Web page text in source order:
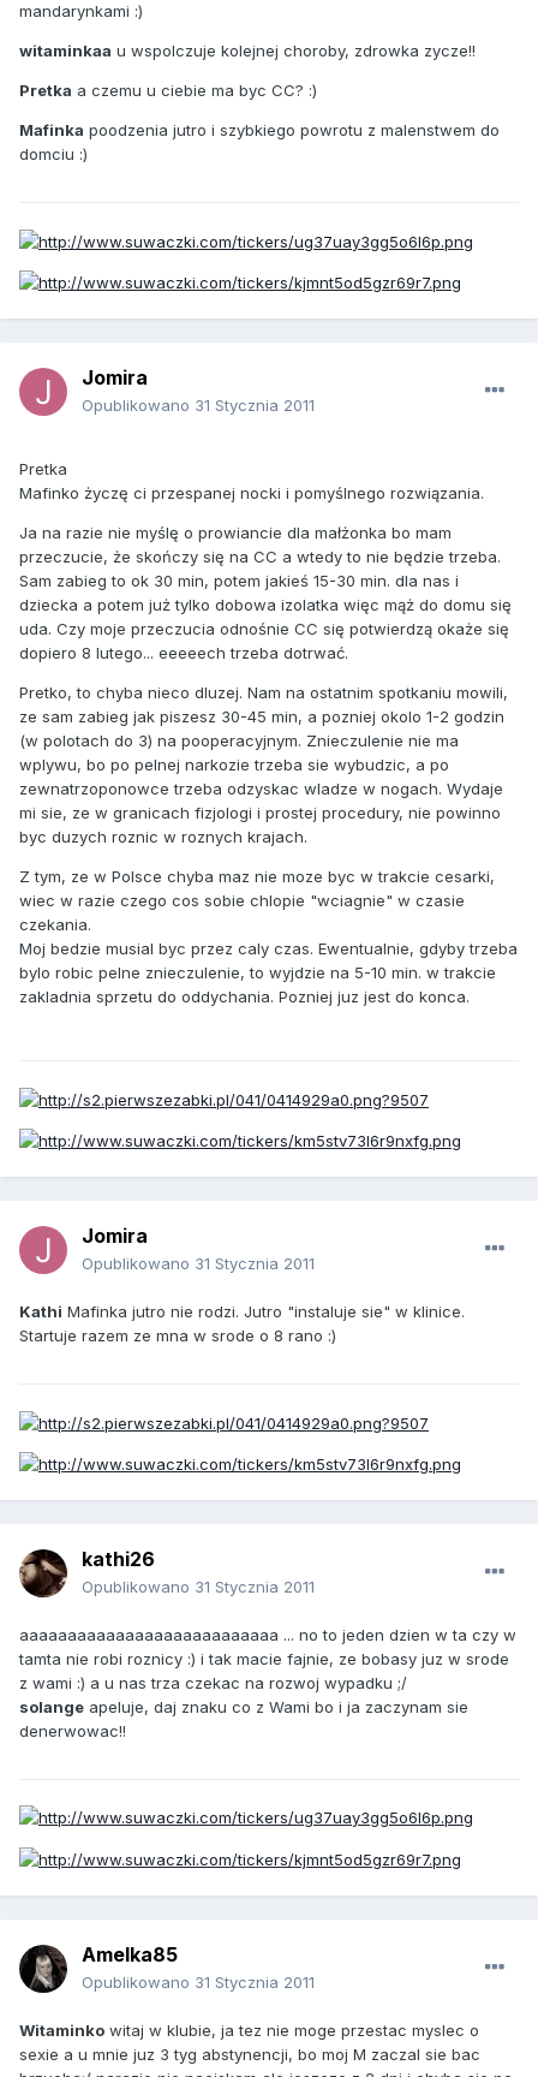
mandarynkami :)
witaminkaa u wspolczuje kolejnej choroby, zdrowka zycze!!
Pretka a czemu u ciebie ma byc CC? :)
Mafinka poodzenia jutro i szybkiego powrotu z malenstwem do
domciu :)
Jomira
Opublikowano 31 Stycznia 2011
Pretka
Mafinko życzę ci przespanej nocki i pomyślnego rozwiązania.
Ja na razie nie myślę o prowiancie dla małżonka bo mam
przeczucie, że skończy się na CC a wtedy to nie będzie trzeba.
Sam zabieg to ok 30 min, potem jakieś 15-30 min. dla nas i
dziecka a potem już tylko dobowa izolatka więc mąż do domu się
uda. Czy moje przeczucia odnośnie CC się potwierdzą okaże się
dopiero 8 lutego... eeeeech trzeba dotrwać.
Pretko, to chyba nieco dluzej. Nam na ostatnim spotkaniu mowili,
ze sam zabieg jak piszesz 30-45 min, a pozniej okolo 1-2 godzin
(w polotach do 3) na pooperacyjnym. Znieczulenie nie ma
wplywu, bo po pelnej narkozie trzeba sie wybudzic, a po
zewnatrzoponowce trzeba odzyskac wladze w nogach. Wydaje
mi sie, ze w granicach fizjologi i prostej procedury, nie powinno
byc duzych roznic w roznych krajach.
Z tym, ze w Polsce chyba maz nie moze byc w trakcie cesarki,
wiec w razie czego cos sobie chlopie "wciagnie" w czasie
czekania.
Moj bedzie musial byc przez caly czas. Ewentualnie, gdyby trzeba
bylo robic pelne znieczulenie, to wyjdzie na 5-10 min. w trakcie
zakladnia sprzetu do oddychania. Pozniej juz jest do konca.
Jomira
Opublikowano 31 Stycznia 2011
Kathi Mafinka jutro nie rodzi. Jutro "instaluje sie" w klinice.
Startuje razem ze mna w srode o 8 rano :)
kathi26
Opublikowano 31 Stycznia 2011
aaaaaaaaaaaaaaaaaaaaaaaaaaa ... no to jeden dzien w ta czy w
tamta nie robi roznicy :) i tak macie fajnie, ze bobasy juz w srode
z wami :) a u nas trza czekac na rozwoj wypadku ;/
solange apeluje, daj znaku co z Wami bo i ja zaczynam sie
denerwowac!!
Amelka85
Opublikowano 31 Stycznia 2011
Witaminko witaj w klubie, ja tez nie moge przestac myslec o
sexie a u mnie juz 3 tyg abstynencji, bo moj M zaczal sie bac